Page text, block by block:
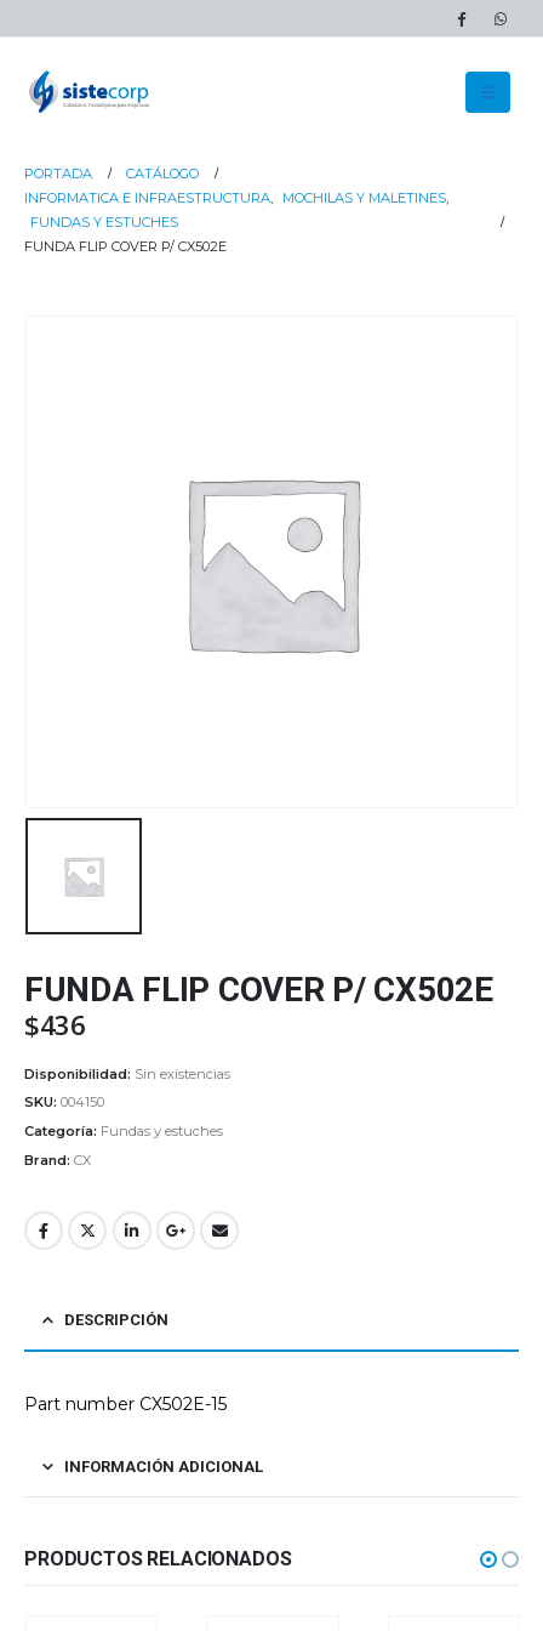
PORTADA
CATÁLOGO
INFORMATICA E INFRAESTRUCTURA, MOCHILAS Y MALETINES,
FUNDAS Y ESTUCHES
FUNDA FLIP COVER P/ CX502E
FUNDA FLIP COVER P/ CX502E
$436
Disponibilidad: Sin existencias
SKU: 004150
Categoría: Fundas y estuches
Brand: CX
DESCRIPCIÓN
Part number CX502E-15
INFORMACIÓN ADICIONAL
PRODUCTOS RELACIONADOS